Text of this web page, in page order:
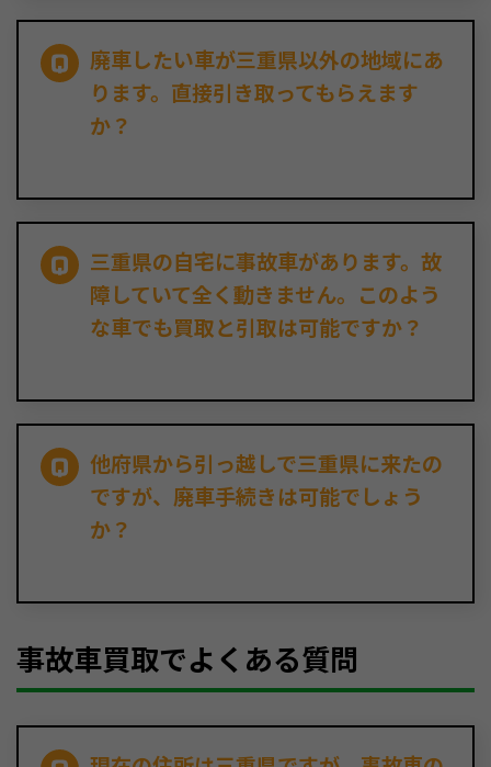
廃車したい車が三重県以外の地域にあ
ります。直接引き取ってもらえます
か？
三重県の自宅に事故車があります。故
障していて全く動きません。このよう
な車でも買取と引取は可能ですか？
他府県から引っ越しで三重県に来たの
ですが、廃車手続きは可能でしょう
か？
事故車買取でよくある質問